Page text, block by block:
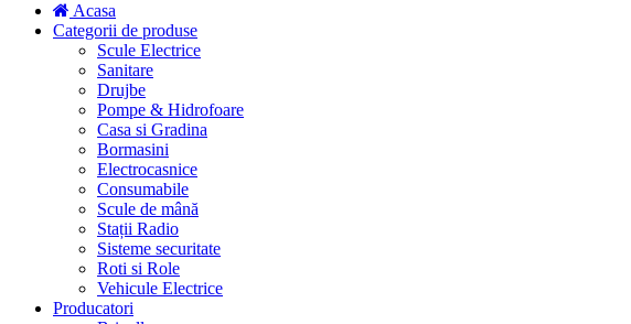
Acasa
Categorii de produse
Scule Electrice
Sanitare
Drujbe
Pompe & Hidrofoare
Casa si Gradina
Bormasini
Electrocasnice
Consumabile
Scule de mână
Stații Radio
Sisteme securitate
Roti si Role
Vehicule Electrice
Producatori